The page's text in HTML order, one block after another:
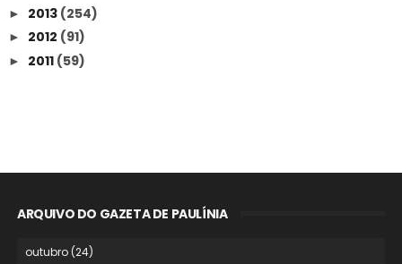
► 2013 (254)
► 2012 (91)
► 2011 (59)
ARQUIVO DO GAZETA DE PAULÍNIA